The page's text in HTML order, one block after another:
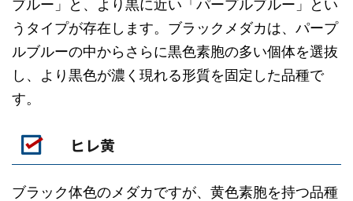
ブルー」と、より黒に近い「パープルブルー」とい
うタイプが存在します。ブラックメダカは、パープ
ルブルーの中からさらに黒色素胞の多い個体を選抜
し、より黒色が濃く現れる形質を固定した品種で
す。
ヒレ黄
ブラック体色のメダカですが、黄色素胞を持つ品種